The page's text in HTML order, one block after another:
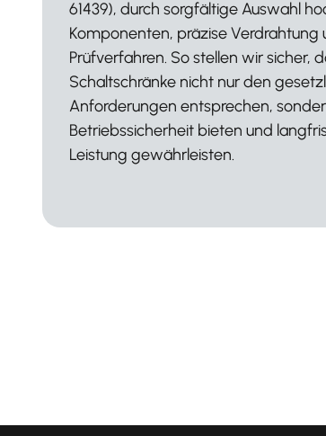
Verkabelungsfehlern durch den
hochwertiger Komponenten und
Layoutplanung. Dadurch
Nacharbeiten, senken den
optimieren den Fertigungsprozess,
niedrigeren Betriebskosten führt.